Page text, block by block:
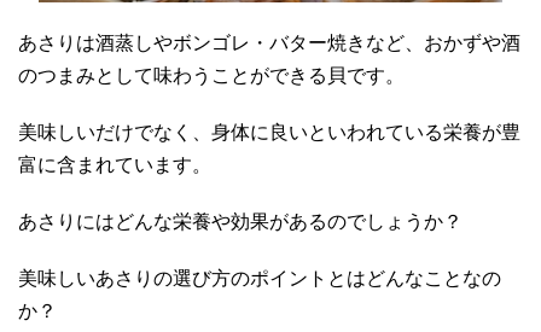
あさりは酒蒸しやボンゴレ・バター焼きなど、おかずや酒
のつまみとして味わうことができる貝です。
美味しいだけでなく、身体に良いといわれている栄養が豊
富に含まれています。
あさりにはどんな栄養や効果があるのでしょうか？
美味しいあさりの選び方のポイントとはどんなことなの
か？